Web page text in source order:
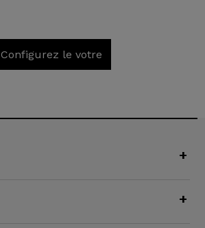
Configurez le votre
+
+